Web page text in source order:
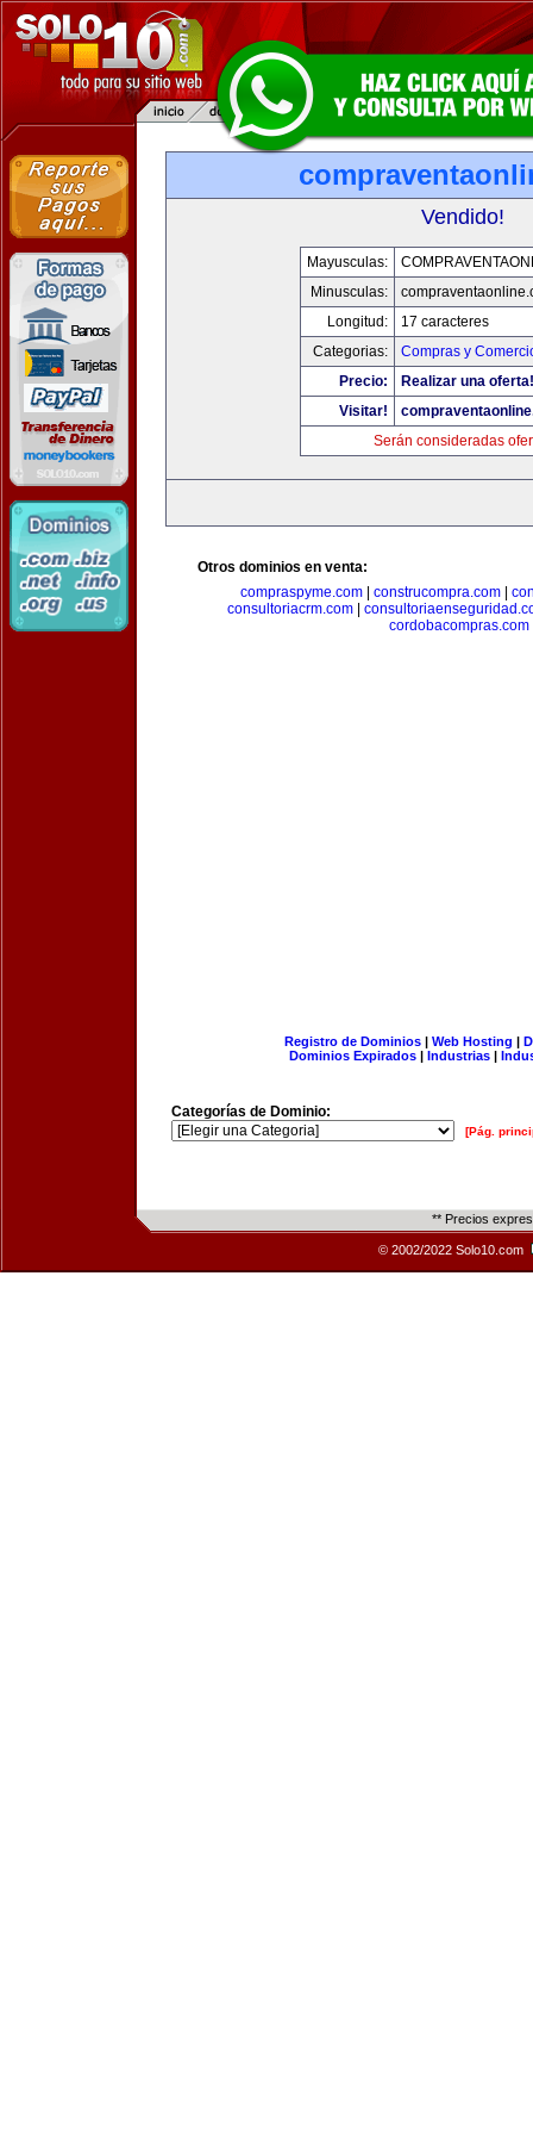
Vendido!
Mayusculas:
Minusculas:
Longitud:
17 caracteres
Categorias:
Compras y
Precio:
Realizar una oferta!
Visitar!
Serán consideradas
Otros dominios en venta:
compraspyme.com
construcompra.com
consultoriacrm.com|
cordobacompras.com
Registro de Dominios| Web Hosting |
Dominios Expirados | Industrias |
Categorías de Dominio:
[Pág.
** Precios
© 2002/2022 Solo10.com